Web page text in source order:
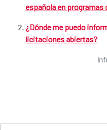
española en programas
¿Dónde me puedo
licitaciones abiertas?